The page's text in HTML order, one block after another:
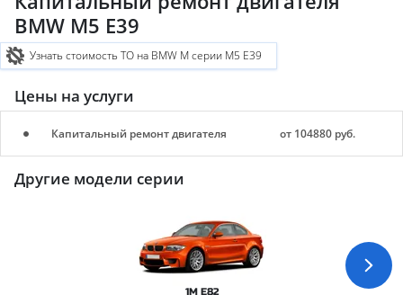
BMW M5 E39
Узнать стоимость ТО на BMW M серии M5 E39
Цены на услуги
Капитальный ремонт двигателя от 104880 руб.
Другие модели серии
1M E82